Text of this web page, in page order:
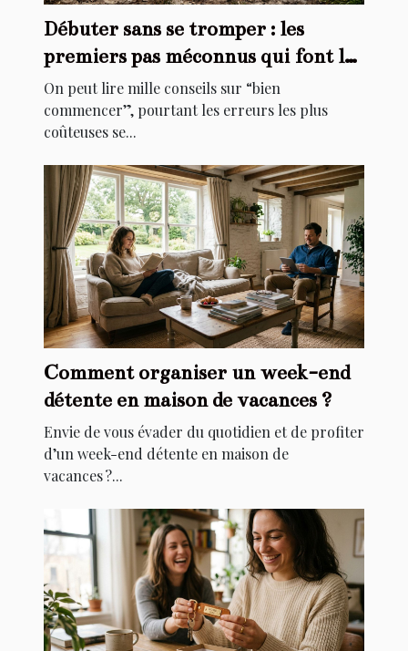
Débuter sans se tromper : les
premiers pas méconnus qui font la
différence
On peut lire mille conseils sur “bien
commencer”, pourtant les erreurs les plus
coûteuses se...
Comment organiser un week-end
détente en maison de vacances ?
Envie de vous évader du quotidien et de profiter
d’un week-end détente en maison de
vacances ?...